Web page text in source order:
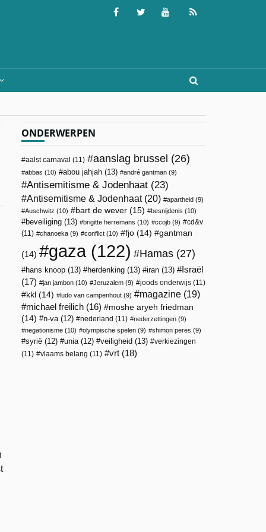
ONDERWERPEN
aalst carnaval (11) aanslag brussel (26)
abbas (10) abou jahjah (13) andré gantman (9)
Antisemitisme & Jodenhaat (23)
Antisemitisme & Jodenhaat(20) apartheid (9)
Auschwitz (10) bart de wever (15) besnijdenis (10)
beveiliging (13) brigitte herremans (10) ccojb (9)
cd&v
(11)
chanoeka (9) conflict (10) fjo (14) gantman
(14) gaza(122) Hamas (27)
hans knoop (13) herdenking (13) iran (13)
Israël
(17)
jan jambon (10) Jeruzalem (9) joods onderwijs (11)
kkl (14) ludo van campenhout (9) magazine (19)
michael freilich (16)
moshe aryeh friedman
(14)
n-va(12) nederland (11) nederzettingen (9)
negationisme (10) olympische spelen (9) shimon peres (9)
syrië (12) unia(12) veiligheid (13)
verkiezingen
(11)
vlaams belang (11) vrt (18)